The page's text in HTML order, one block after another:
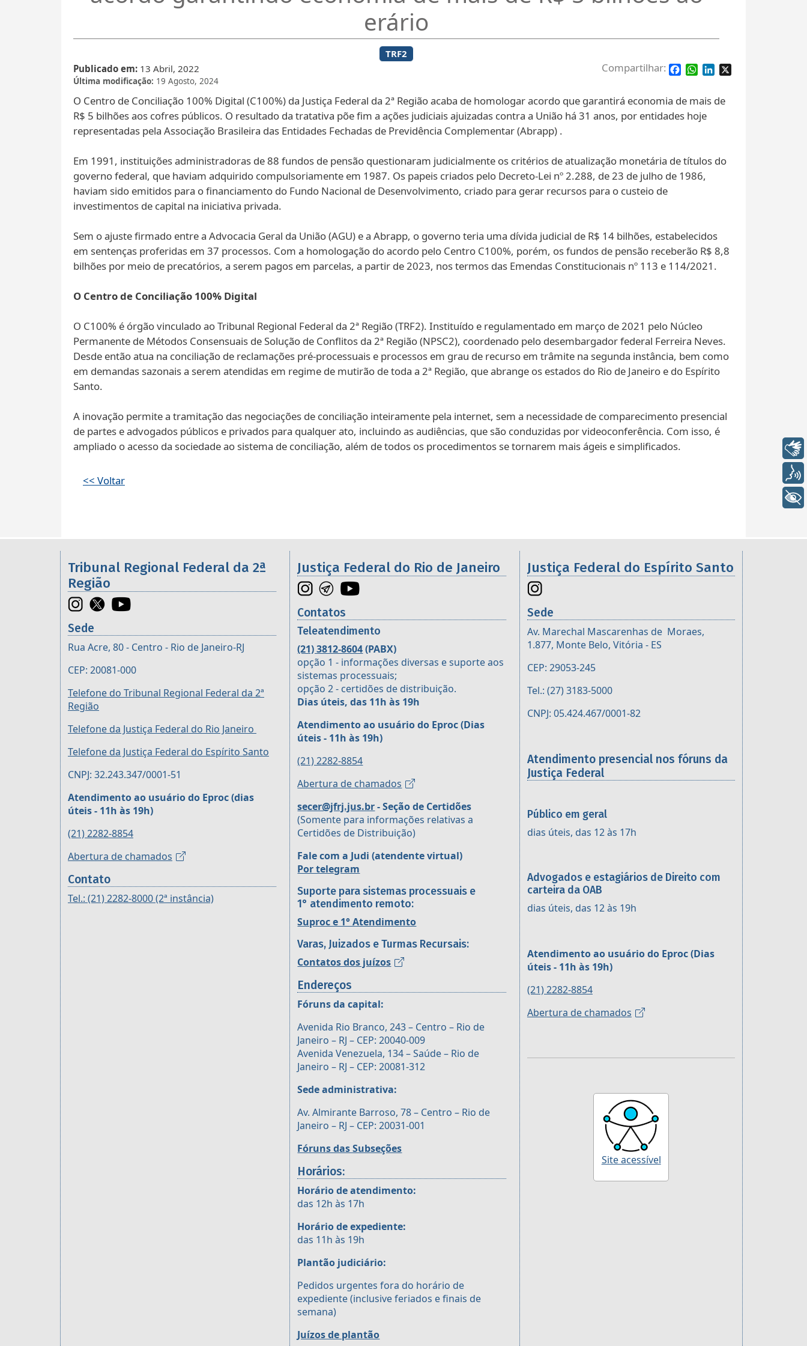
erário
TRF2
Publicado em 13 Abril, 2022
Última modificação 19 Agosto, 2024
Facebook
WhatsApp
LinkedIn
O Centro de Conciliação 100% Digital (C100%) da Justiça Federal da 2ª Região acaba de homologar acordo que garantirá economia de mais de
R$ 5 bilhões aos cofres públicos. O resultado da tratativa põe fim a ações judiciais ajuizadas contra a União há 31 anos, por entidades hoje
representadas pela Associação Brasileira das Entidades Fechadas de Previdência Complementar (Abrapp) .
Em 1991, instituições administradoras de 88 fundos de pensão questionaram judicialmente os critérios de atualização monetária de títulos do
governo federal, que haviam adquirido compulsoriamente em 1987. Os papeis criados pelo Decreto-Lei nº 2.288, de 23 de julho de 1986,
haviam sido emitidos para o financiamento do Fundo Nacional de Desenvolvimento, criado para gerar recursos para o custeio de
investimentos de capital na iniciativa privada.
Sem o ajuste firmado entre a Advocacia Geral da União (AGU) e a Abrapp, o governo teria uma dívida judicial de R$ 14 bilhões, estabelecidos
em sentenças proferidas em 37 processos. Com a homologação do acordo pelo Centro C100%, porém, os fundos de pensão receberão R$ 8,8
bilhões por meio de precatórios, a serem pagos em parcelas, a partir de 2023, nos termos das Emendas Constitucionais nº 113 e 114/2021.
O Centro de Conciliação 100% Digital
O C100% é órgão vinculado ao Tribunal Regional Federal da 2ª Região (TRF2). Instituído e regulamentado em março de 2021 pelo Núcleo
Permanente de Métodos Consensuais de Solução de Conflitos da 2ª Região (NPSC2), coordenado pelo desembargador federal Ferreira Neves.
Desde então atua na conciliação de reclamações pré-processuais e processos em grau de recurso em trâmite na segunda instância, bem como
em demandas sazonais a serem atendidas em regime de mutirão de toda a 2ª Região, que abrange os estados do Rio de Janeiro e do Espírito
Santo.
A inovação permite a tramitação das negociações de conciliação inteiramente pela internet, sem a necessidade de comparecimento presencial
de partes e advogados públicos e privados para qualquer ato, incluindo as audiências, que são conduzidas por videoconferência. Com isso, é
ampliado o acesso da sociedade ao sistema de conciliação, além de todos os procedimentos se tornarem mais ágeis e simplificados.
<< Voltar
Informações úteis sobre os órgãos da 2ª Região
Tribunal Regional Federal da 2ª
Região
Sede
Rua Acre, 80 - Centro - Rio de Janeiro-RJ
CEP: 20081-000
Telefone do Tribunal Regional Federal da 2ª
Região
Telefone da Justiça Federal do Rio Janeiro
Telefone da Justiça Federal do Espírito Santo
CNPJ: 32.243.347/0001-51
Atendimento ao usuário do Eproc (dias
úteis - 11h às 19h)
(21) 2282-8854
Abertura de chamados
Contato
Tel.: (21) 2282-8000 (2ª instância)
Justiça Federal do Rio de Janeiro
Contatos
Teleatendimento
(21) 3812-8604(PABX)
opção 1 - informações diversas e suporte aos
sistemas processuais;
opção 2 - certidões de distribuição.
Dias úteis, das 11h às 19h
Atendimento ao usuário do Eproc (Dias
úteis - 11h às 19h)
(21) 2282-8854
Abertura de chamados
secer@jfrj.jus.br- Seção de Certidões
(Somente para informações relativas a
Certidões de Distribuição)
Fale com a Judi (atendente virtual)
Por telegram
Suporte para sistemas processuais e
1° atendimento remoto:
Suproc e 1° Atendimento
Varas, Juizados e Turmas Recursais:
Contatos dos juízos
Endereços
Fóruns da capital:
Avenida Rio Branco, 243 – Centro – Rio de
Janeiro – RJ – CEP: 20040-009
Avenida Venezuela, 134 – Saúde – Rio de
Janeiro – RJ – CEP: 20081-312
Sede administrativa:
Av. Almirante Barroso, 78 – Centro – Rio de
Janeiro – RJ – CEP: 20031-001
Fóruns das Subseções
Horários:
Horário de atendimento:
das 12h às 17h
Horário de expediente:
das 11h às 19h
Plantão judiciário:
Pedidos urgentes fora do horário de
expediente (inclusive feriados e finais de
semana)
Juízos de plantão
Justiça Federal do Espírito Santo
Sede
Av. Marechal Mascarenhas de Moraes,
1.877, Monte Belo, Vitória - ES
CEP: 29053-245
Tel.: (27) 3183-5000
CNPJ: 05.424.467/0001-82
Atendimento presencial nos fóruns da
Justiça Federal
Público em geral
dias úteis, das 12 às 17h
Advogados e estagiários de Direito com
carteira da OAB
dias úteis, das 12 às 19h
Atendimento ao usuário do Eproc (Dias
úteis - 11h às 19h)
(21) 2282-8854
Abertura de chamados
Site acessível